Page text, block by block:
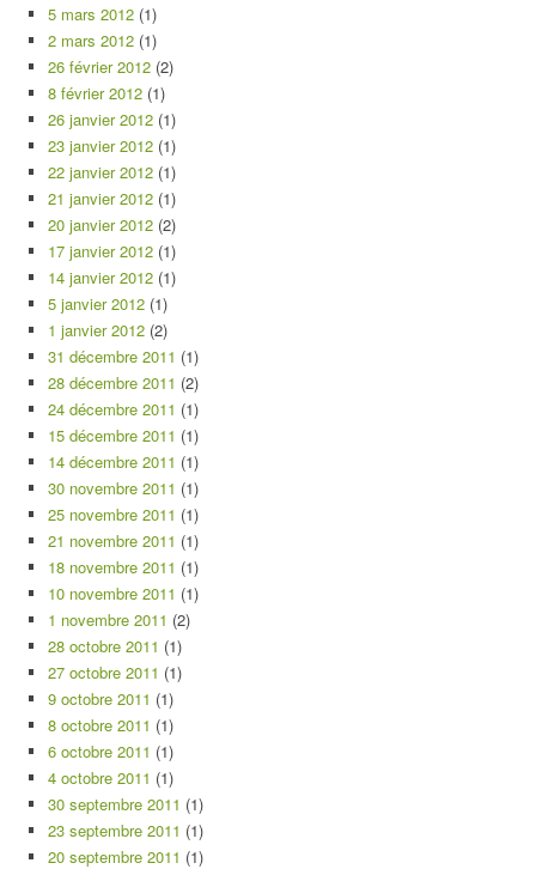
5 mars 2012 (1)
2 mars 2012 (1)
26 février 2012 (2)
8 février 2012 (1)
26 janvier 2012 (1)
23 janvier 2012 (1)
22 janvier 2012 (1)
21 janvier 2012 (1)
20 janvier 2012 (2)
17 janvier 2012 (1)
14 janvier 2012 (1)
5 janvier 2012 (1)
1 janvier 2012 (2)
31 décembre 2011 (1)
28 décembre 2011 (2)
24 décembre 2011 (1)
15 décembre 2011 (1)
14 décembre 2011 (1)
30 novembre 2011 (1)
25 novembre 2011 (1)
21 novembre 2011 (1)
18 novembre 2011 (1)
10 novembre 2011 (1)
1 novembre 2011 (2)
28 octobre 2011 (1)
27 octobre 2011 (1)
9 octobre 2011 (1)
8 octobre 2011 (1)
6 octobre 2011 (1)
4 octobre 2011 (1)
30 septembre 2011 (1)
23 septembre 2011 (1)
20 septembre 2011 (1)